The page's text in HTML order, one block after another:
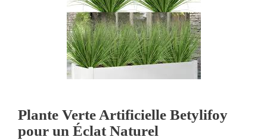
Plante Verte Artificielle Betylifoy
pour un Éclat Naturel